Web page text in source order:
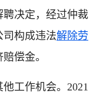
决定，经过仲裁
构成违法解除劳
偿金。
工作机会。2021